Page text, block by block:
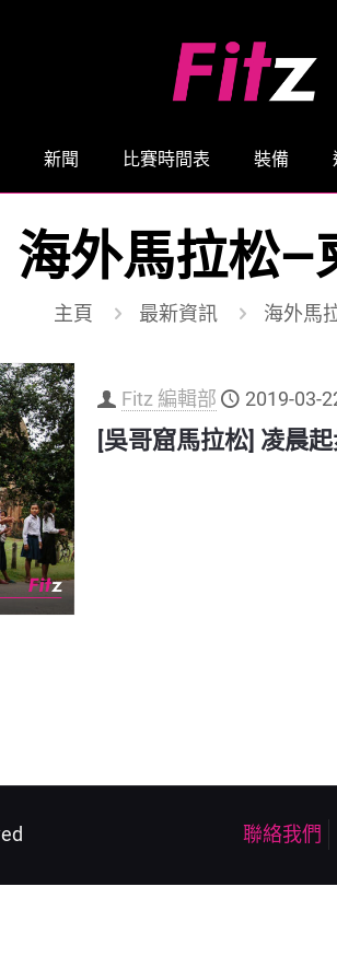
新聞 比賽時間表 裝備
海外馬拉松—
主頁 最新資訊 海外馬
Fitz 編輯部 2019-03-
[吳哥窟馬拉松] 凌晨
聯絡我們